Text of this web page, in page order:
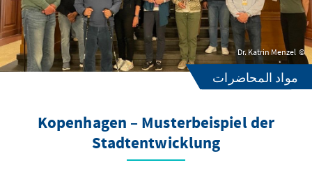
مواد المحاضرات
Kopenhagen – Musterbeispiel der
Stadtentwicklung